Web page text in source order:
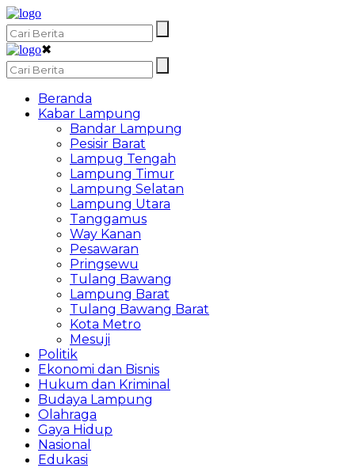
✖
Beranda
Kabar Lampung
Bandar Lampung
Pesisir Barat
Lampug Tengah
Lampung Timur
Lampung Selatan
Lampung Utara
Tanggamus
Way Kanan
Pesawaran
Pringsewu
Tulang Bawang
Lampung Barat
Tulang Bawang Barat
Kota Metro
Mesuji
Politik
Ekonomi dan Bisnis
Hukum dan Kriminal
Budaya Lampung
Olahraga
Gaya Hidup
Nasional
Edukasi